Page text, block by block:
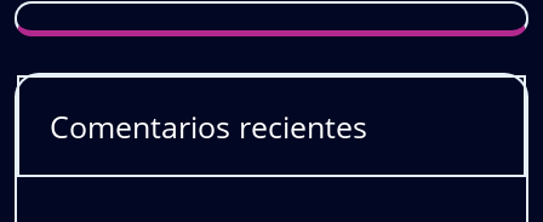
Comentarios recientes